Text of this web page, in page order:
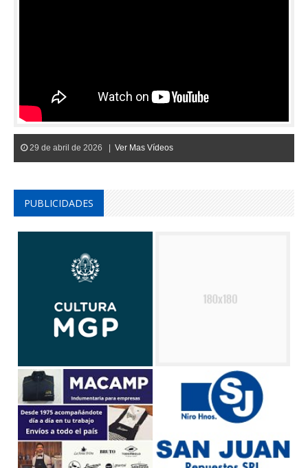
29 de abril de 2026 | Ver Mas Vídeos
PUBLICIDADES